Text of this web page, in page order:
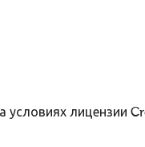
лицензии